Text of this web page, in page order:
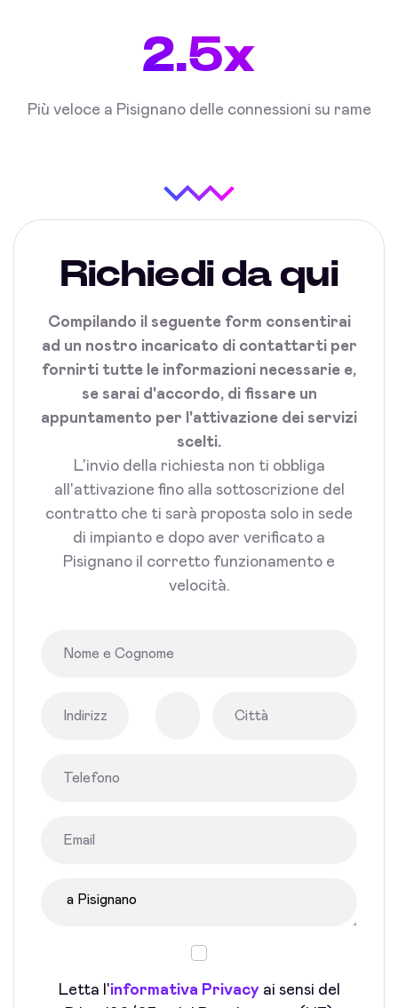
2.5x
Più veloce a Pisignano delle connessioni su rame
Richiedi da qui
Compilando il seguente form consentirai
ad un nostro incaricato di contattarti per
fornirti tutte le informazioni necessarie e,
se sarai d'accordo, di fissare un
appuntamento per l'attivazione dei servizi
scelti.
L'invio della richiesta non ti obbliga
all'attivazione fino alla sottoscrizione del
contratto che ti sarà proposta solo in sede
di impianto e dopo aver verificato a
Pisignano il corretto funzionamento e
velocità.
Letta l'informativa Privacyai sensi del